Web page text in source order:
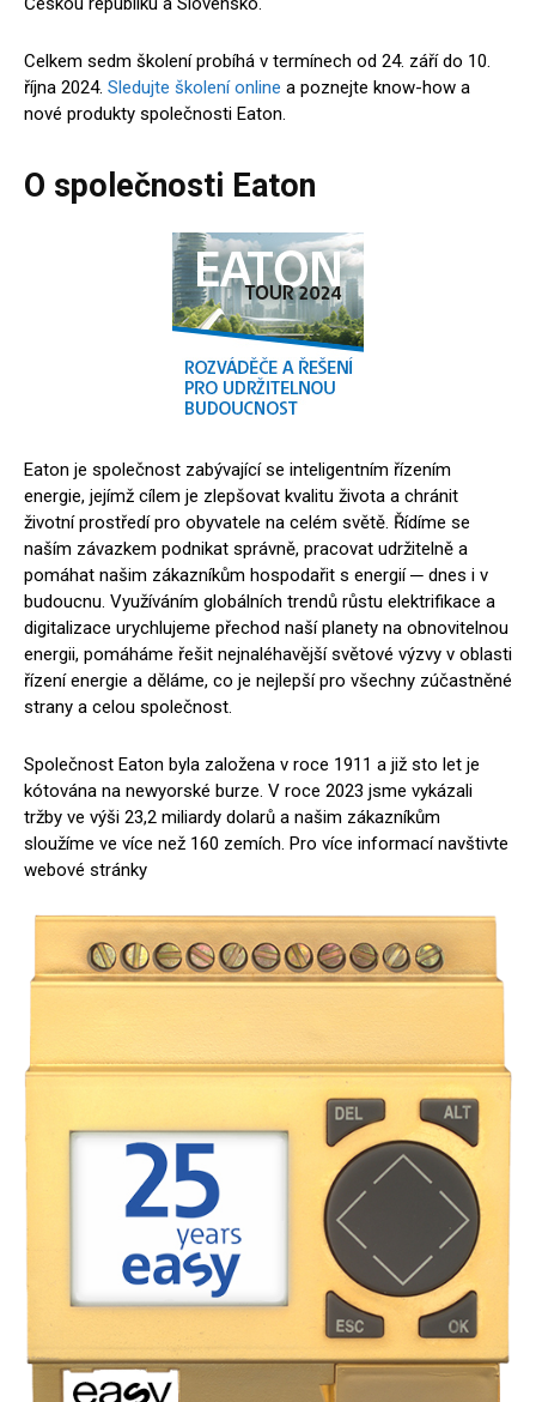
Celkem sedm školení probíhá v termínech od 24. září do 10.
října 2024. Sledujte školení online a poznejte know-how a
nové produkty společnosti Eaton.
O společnosti Eaton
Eaton je společnost zabývající se inteligentním řízením
energie, jejímž cílem je zlepšovat kvalitu života a chránit
životní prostředí pro obyvatele na celém světě. Řídíme se
naším závazkem podnikat správně, pracovat udržitelně a
pomáhat našim zákazníkům hospodařit s energií ─ dnes i v
budoucnu. Využíváním globálních trendů růstu elektrifikace a
digitalizace urychlujeme přechod naší planety na obnovitelnou
energii, pomáháme řešit nejnaléhavější světové výzvy v oblasti
řízení energie a děláme, co je nejlepší pro všechny zúčastněné
strany a celou společnost.
Společnost Eaton byla založena v roce 1911 a již sto let je
kótována na newyorské burze. V roce 2023 jsme vykázali
tržby ve výši 23,2 miliardy dolarů a našim zákazníkům
sloužíme ve více než 160 zemích. Pro více informací navštivte
webové stránky